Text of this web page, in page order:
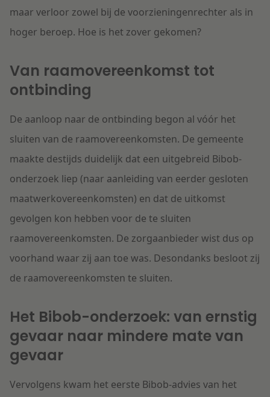
maar verloor zowel bij de voorzieningenrechter als in
hoger beroep. Hoe is het zover gekomen?
Van raamovereenkomst tot
ontbinding
De aanloop naar de ontbinding begon al vóór het
sluiten van de raamovereenkomsten. De gemeente
maakte destijds duidelijk dat een uitgebreid Bibob-
onderzoek liep (naar aanleiding van eerder gesloten
maatwerkovereenkomsten) en dat de uitkomst
gevolgen kon hebben voor de te sluiten
raamovereenkomsten. De zorgaanbieder wist dus op
voorhand waar zij aan toe was. Desondanks besloot zij
de raamovereenkomsten te sluiten.
Het Bibob-onderzoek: van ernstig
gevaar naar mindere mate van
gevaar
Vervolgens kwam het eerste Bibob-advies van het